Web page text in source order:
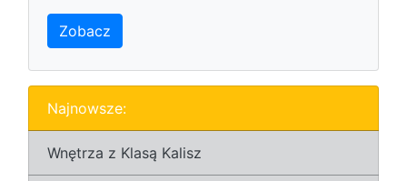
Zobacz
Najnowsze:
Wnętrza z Klasą Kalisz